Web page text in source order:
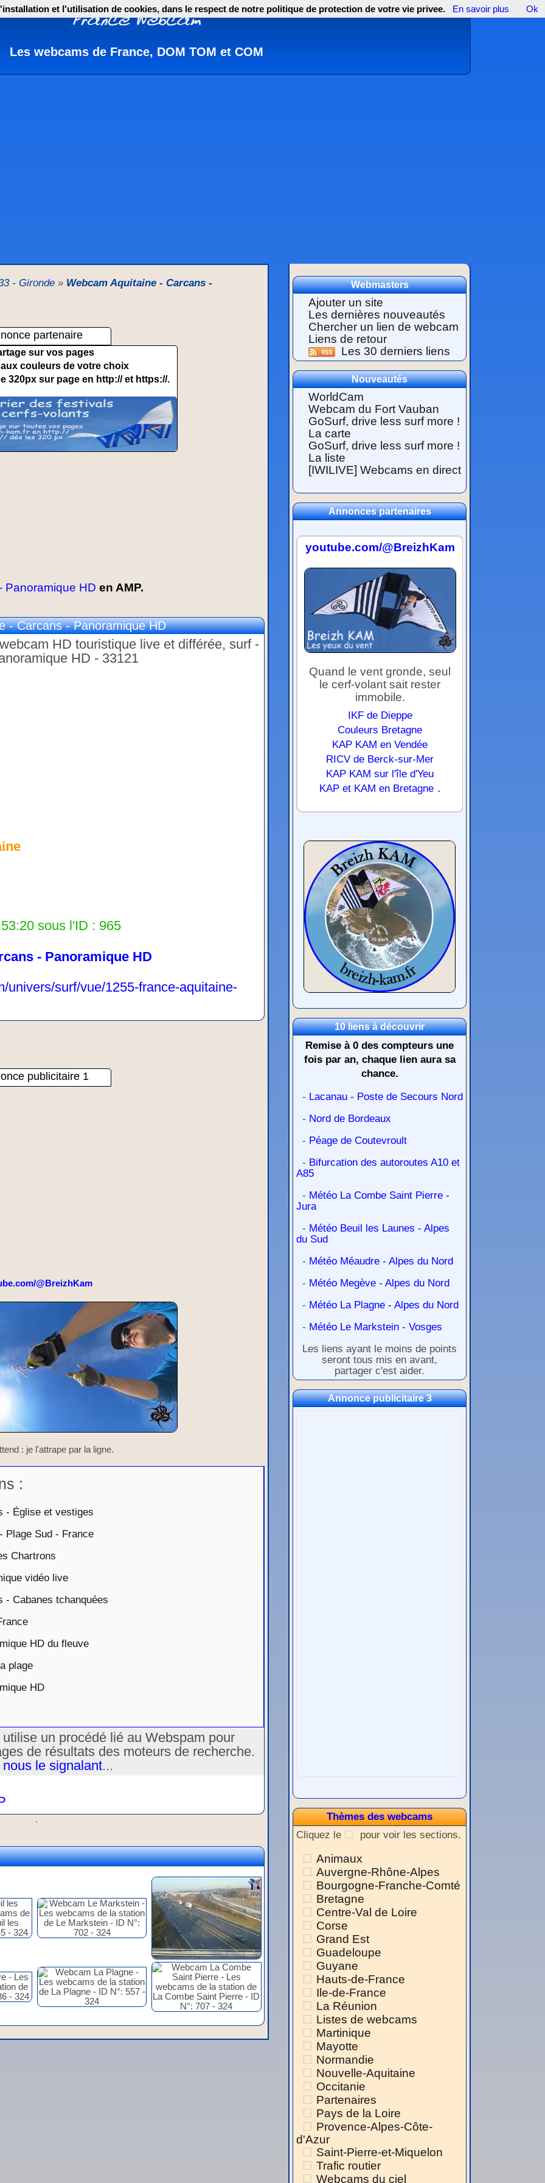
Les webcams de France, DOM TOM et COM
- Gironde » Webcam Aquitaine - Carcans -
partenaire
sur vos pages
couleurs de votre choix
320px sur page en http:// et https://.
Panoramique HD en AMP.
- Carcans - Panoramique HD
HD touristique live et différée, surf -
HD - 33121
sous l'ID : 965
- Panoramique HD
univers/surf/vue/1255-france-aquitaine-
publicitaire 1
@BreizhKam
: je l'attrape par la ligne.
:
- Église et vestiges
Plage Sud - France
Chartrons
vidéo live
- Cabanes tchanquées
HD du fleuve
plage
HD
un procédé lié au Webspam pour
de résultats des moteurs de recherche.
le signalant...
.
Webmasters
Ajouter un site
Les dernières nouveautés
Chercher un lien de webcam
Liens de retour
Les 30 derniers liens
Nouveautés
WorldCam
Webcam du Fort Vauban
GoSurf, drive less surf more !
La carte
GoSurf, drive less surf more !
La liste
[IWILIVE] Webcams en direct
Annonces partenaires
youtube.com/@BreizhKam
Quand le vent gronde, seul
le cerf-volant sait rester
immobile.
IKF de Dieppe
Couleurs Bretagne
KAP KAM en Vendée
RICV de Berck-sur-Mer
KAP KAM sur l'île d'Yeu
KAP et KAM en Bretagne .
10 liens à découvrir
Remise à 0 des compteurs une
fois par an, chaque lien aura sa
chance.
- Lacanau - Poste de Secours Nord
- Nord de Bordeaux
- Péage de Coutevroult
- Bifurcation des autoroutes A10 et
A85
- Météo La Combe Saint Pierre -
Jura
- Météo Beuil les Launes - Alpes
du Sud
- Météo Méaudre - Alpes du Nord
- Météo Megève - Alpes du Nord
- Météo La Plagne - Alpes du Nord
- Météo Le Markstein - Vosges
Les liens ayant le moins de points
seront tous mis en avant,
partager c'est aider.
Annonce publicitaire 3
Thèmes des webcams
Cliquez le
pour voir les sections.
Animaux
Auvergne-Rhône-Alpes
Bourgogne-Franche-Comté
Bretagne
Centre-Val de Loire
Corse
Grand Est
Guadeloupe
Guyane
Hauts-de-France
Ile-de-France
La Réunion
Listes de webcams
Martinique
Mayotte
Normandie
Nouvelle-Aquitaine
Occitanie
Partenaires
Pays de la Loire
Provence-Alpes-Côte-
d'Azur
Saint-Pierre-et-Miquelon
Trafic routier
Webcams du ciel
et l'utilisation de cookies, dans le respect de notre politique de protection de votre vie privee. En savoir plus Ok